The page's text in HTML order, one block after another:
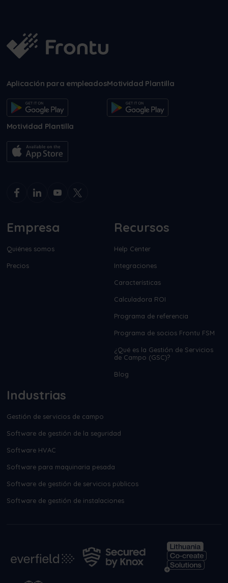
Aplicación para empleadosMotividad Plantilla
Motividad Plantilla
Empresa
Quiénes somos
Precios
Recursos
Help Center
Integraciones
Características
Calculadora ROI
Programa de referencia
Programa de socios Frontu FSM
¿Qué es la Gestión de Servicios
de Campo (GSC)?
Blog
Industrias
Gestión de servicios de campo
Software de gestión de la seguridad
Software HVAC
Software para maquinaria pesada
Software de gestión de servicios públicos
Software de gestión de instalaciones